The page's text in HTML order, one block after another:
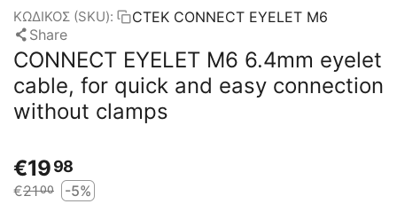
ΚΩΔΙΚΟΣ (SKU):
CTEK CONNECT EYELET M6
Share
CONNECT EYELET M6 6.4mm eyelet
cable, for quick and easy connection
without clamps
€1998
€2100
-5%